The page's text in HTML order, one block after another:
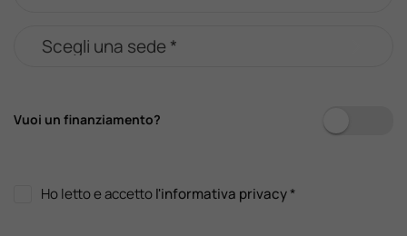
Vuoi un finanziamento?
Ho letto e accettol'informativa privacy*